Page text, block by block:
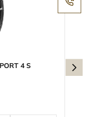
4 S